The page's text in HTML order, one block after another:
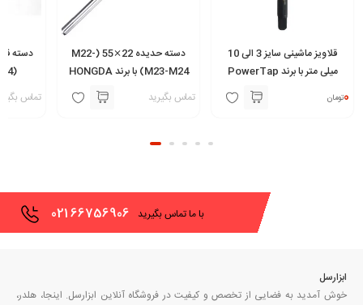
قلاویز ماشینی سایز 3 الی 10
میلی متر با برند PowerTap
ساخت گورینگ آلمان
0تومان
دسته حدیده 22⨯55 (M22-
M23-M24) با برند HONGDA
تماس بگیرید
تماس
66756906
021 با ما تماس بگیرید
ابزارسل
خوش آمدید به فضایی از تخصص و کیفیت در فروشگاه آنلاین ابزارسل. اینجا، هلدر،